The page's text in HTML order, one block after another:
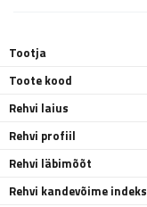
Tootja
Toote kood
Rehvi laius
Rehvi profiil
Rehvi läbimõõt
Rehvi kandevõime indeks